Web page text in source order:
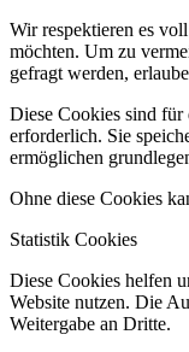
Wir respektieren es
möchten. Um zu
gefragt werden,
Diese Cookies sind für
erforderlich. Sie
ermöglichen
Ohne diese Cookies
Statistik Cookies
Diese Cookies helfen
Website nutzen. Die
Weitergabe an Dritte.